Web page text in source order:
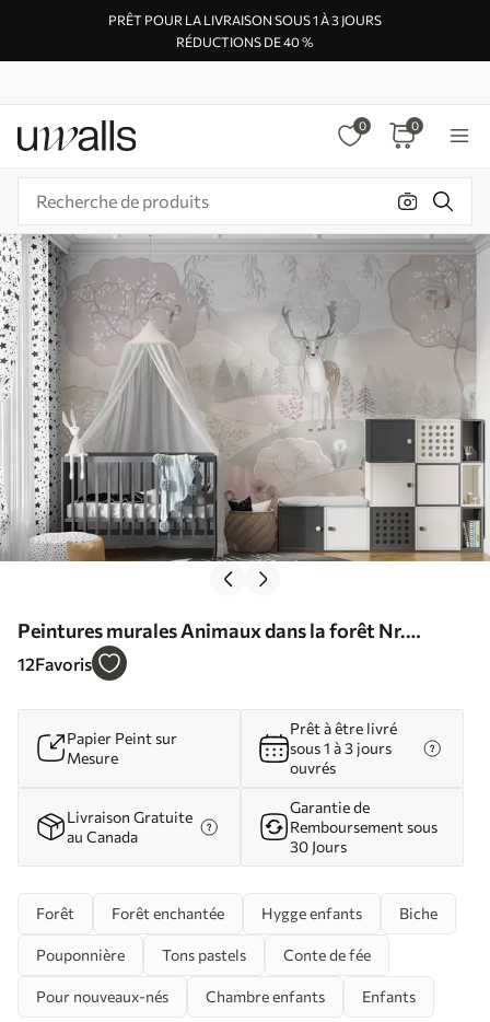
PRÊT POUR LA LIVRAISON SOUS 1 À 3 JOURS
RÉDUCTIONS DE 40 %
0 0
Peintures murales Animaux dans la forêt Nr.
u98677
12Favoris
Papier Peint sur
Mesure
Prêt à être livré
sous 1 à 3 jours
ouvrés
Livraison Gratuite
au Canada
Garantie de
Remboursement sous
30 Jours
Forêt Forêt enchantée Hygge enfants Biche
Pouponnière Tons pastels Conte de fée
Pour nouveaux-nés Chambre enfants Enfants